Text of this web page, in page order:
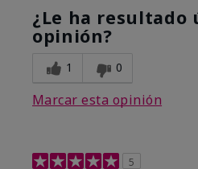
¿Le ha resultado
opinión?
1 0
Marcar esta opinión
5